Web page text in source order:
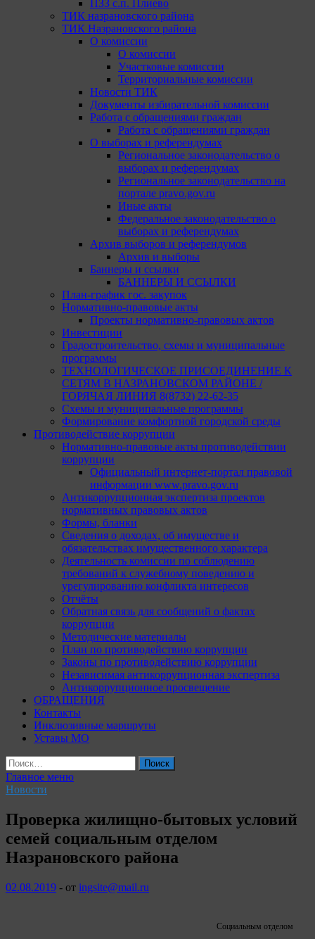
ПЗЗ с.п. Плиево
ТИК назрановского района
ТИК Назрановского района
О комиссии
О комиссии
Участковые комиссии
Территориальные комиссии
Новости ТИК
Документы избирательной комиссии
Работа с обращениями граждан
Работа с обращениями граждан
О выборах и референдумах
Региональное законодательство о
выборах и референдумах
Региональное законодательство на
портале pravo.gov.ru
Иные акты
Федеральное законодательство о
выборах и референдумах
Архив выборов и референдумов
Архив и выборы
Баннеры и ссылки
БАННЕРЫ И ССЫЛКИ
План-график гос. закупок
Нормативно-правовые акты
Проекты нормативно-правовых актов
Инвестиции
Градостроительство, схемы и муниципальные
программы
ТЕХНОЛОГИЧЕСКОЕ ПРИСОЕДИНЕНИЕ К
СЕТЯМ В НАЗРАНОВСКОМ РАЙОНЕ /
ГОРЯЧАЯ ЛИНИЯ 8(8732) 22-62-35
Схемы и муниципальные программы
Формирование комфортной городской среды
Противодействие коррупции
Нормативно-правовые акты противодействии
коррупции
Официальный интернет-портал правовой
информации www.pravo.gov.ru
Антикоррупционная экспертиза проектов
нормативных правовых актов
Формы, бланки
Сведения о доходах, об имуществе и
обязательствах имущественного характера
Деятельность комиссии по соблюдению
требований к служебному поведению и
урегулированию конфликта интересов
Отчёты
Обратная связь для сообщений о фактах
коррупции
Методические материалы
План по противодействию коррупции
Законы по противодействию коррупции
Независимая антикоррупционная экспертиза
Антикоррупционное просвещение
ОБРАЩЕНИЯ
Контакты
Инклюзивные маршруты
Уставы МО
Найти:
Главное меню
Новости
Проверка жилищно-бытовых условий
семей социальным отделом
Назрановского района
02.08.2019 - от ingsite@mail.ru
Социальным отделом